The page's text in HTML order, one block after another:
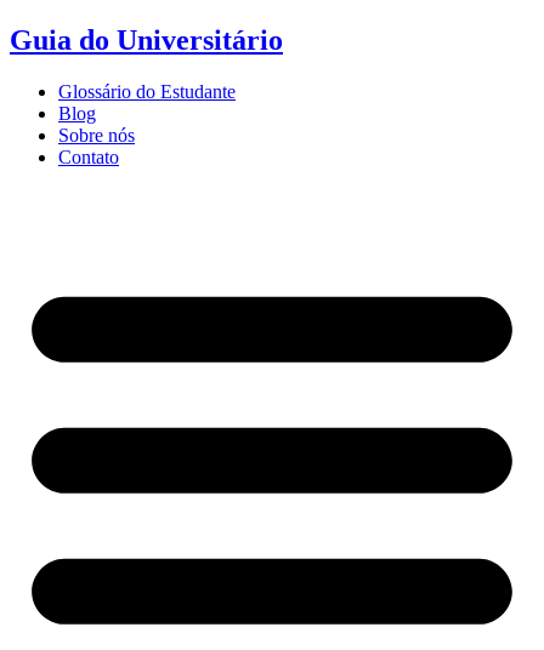
Ir
para
conteúdo
Guia do Universitário
Glossário do Estudante
Blog
Sobre nós
Contato